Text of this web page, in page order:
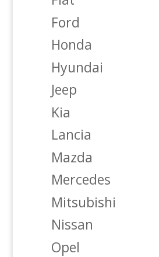
Ford
Honda
Hyundai
Jeep
Kia
Lancia
Mazda
Mercedes
Mitsubishi
Nissan
Opel